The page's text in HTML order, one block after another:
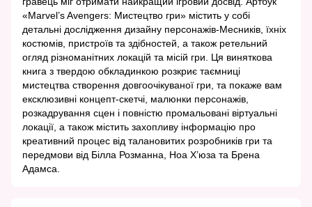
«Marvel’s Avengers: Мистецтво гри» містить у собі
детальні дослідження дизайну персонажів-Месників, їхніх
костюмів, пристроїв та здібностей, а також ретельний
огляд різноманітних локацій та місій гри. Ця виняткова
книга з твердою обкладинкою розкриє таємниці
мистецтва створення довгоочікуваної гри, та покаже вам
ексклюзивні концепт-скетчі, малюнки персонажів,
розкадрування сцен і повністю промальовані віртуальні
локації, а також містить захопливу інформацію про
креативний процес від талановитих розробників гри та
передмови від Білла Розманна, Ноа Х’юза та Брена
Адамса.